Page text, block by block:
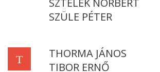
SZTELEK NORBERT
SZÜLE PÉTER
T
THORMA JÁNOS
TIBOR ERNŐ